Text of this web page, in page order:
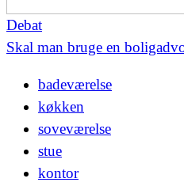
Debat
Skal man bruge en
badeværelse
køkken
soveværelse
stue
kontor